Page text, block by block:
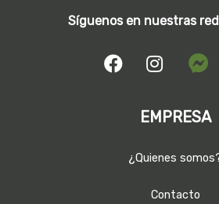
Síguenos en nuestras
EMPRESA
¿Quienes
Contacto